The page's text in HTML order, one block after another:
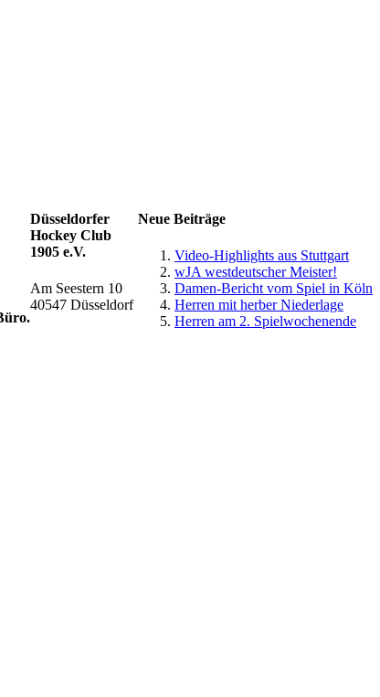
Neue Beiträge
Video-Highlights aus Stuttgart
wJA westdeutscher Meister!
Damen-Bericht vom Spiel in Köln
Herren mit herber Niederlage
Herren am 2. Spielwochenende
Düsseldorfer
Hockey Club
1905 e.V.
Am Seestern 10
40547 Düsseldorf